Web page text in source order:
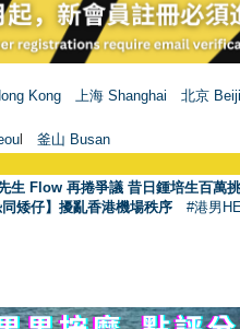
Kong 上海 Shanghai
北京
l 釜山 Busan
生 Flow 再捲爭議 昔日鍾培生百萬
矮仔】擾亂香港機場秩序 #港男